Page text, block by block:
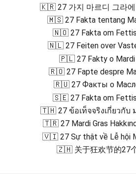
🇰🇷 27 가지 마르디 그라에
🇲🇸 27 Fakta tentang
🇳🇴 27 Fakta om
🇳🇱 27 Feiten over
🇵🇱 27 Fakty o Mardi
🇷🇴 27 Fapte despre
🇷🇺 27 Факты о
🇸🇪 27 Fakta om
🇹🇭 27 ข้อเท็จจริงเกี่ยวกับ
🇹🇷 27 Mardi Gras
🇻🇮 27 Sự thật về Lễ hội
🇿🇭 关于狂欢节的27